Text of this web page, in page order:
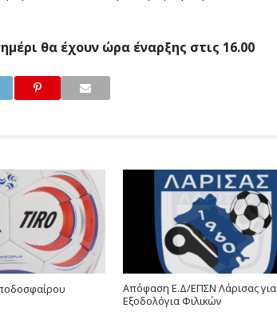
θα έχουν ώρα έναρξης στις 16.00
Απόφαση Ε.Δ/ΕΠΣΝ Λάρισας για
Εξοδολόγια Φιλικών